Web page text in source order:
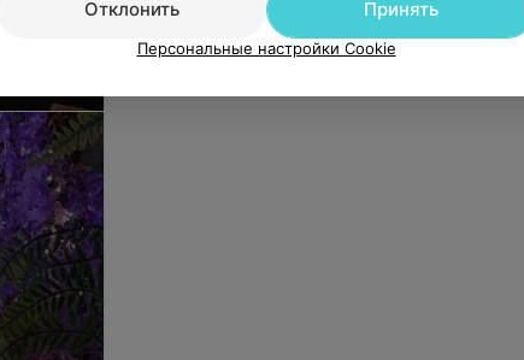
Отклонить
Принять
Персональные настройки Cookie